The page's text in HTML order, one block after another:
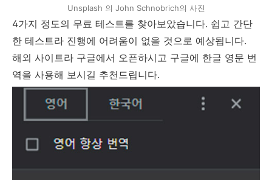
Unsplash 의 John Schnobrich의 사진
4가지 정도의 무료 테스트를 찾아보았습니다. 쉽고 간단
한 테스트라 진행에 어려움이 없을 것으로 예상됩니다.
해외 사이트라 구글에서 오픈하시고 구글에 한글 영문 번
역을 사용해 보시길 추천드립니다.